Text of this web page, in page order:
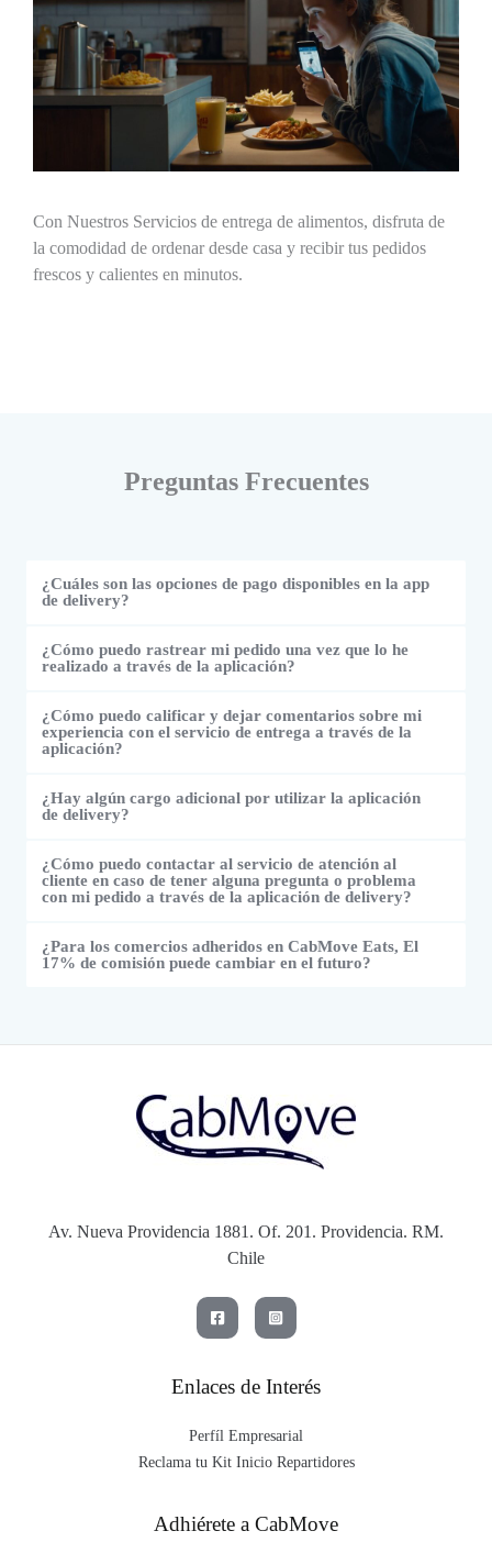
Con Nuestros Servicios de entrega de alimentos, disfruta de
la comodidad de ordenar desde casa y recibir tus pedidos
frescos y calientes en minutos.
Preguntas Frecuentes
¿Cuáles son las opciones de pago disponibles en la app
de delivery?
¿Cómo puedo rastrear mi pedido una vez que lo he
realizado a través de la aplicación?
¿Cómo puedo calificar y dejar comentarios sobre mi
experiencia con el servicio de entrega a través de la
aplicación?
¿Hay algún cargo adicional por utilizar la aplicación
de delivery?
¿Cómo puedo contactar al servicio de atención al
cliente en caso de tener alguna pregunta o problema
con mi pedido a través de la aplicación de delivery?
¿Para los comercios adheridos en CabMove Eats, El
17% de comisión puede cambiar en el futuro?
Av. Nueva Providencia 1881. Of. 201. Providencia. RM.
Chile
Enlaces de Interés
Perfíl Empresarial
Reclama tu Kit Inicio Repartidores
Adhiérete a CabMove